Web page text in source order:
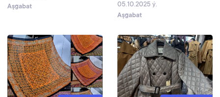
Aşgabat 05.10.2025 ý.
Aşgabat